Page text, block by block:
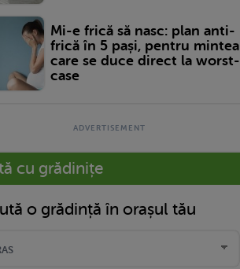
Mi-e frică să nasc: plan anti-
frică în 5 pași, pentru mintea
care se duce direct la worst-
case
cu grădinițe
o grădință în orașul tău